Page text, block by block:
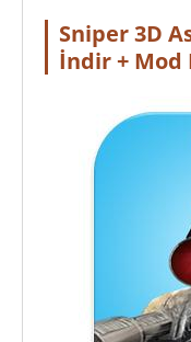
Sniper 3D
İndir + Mod